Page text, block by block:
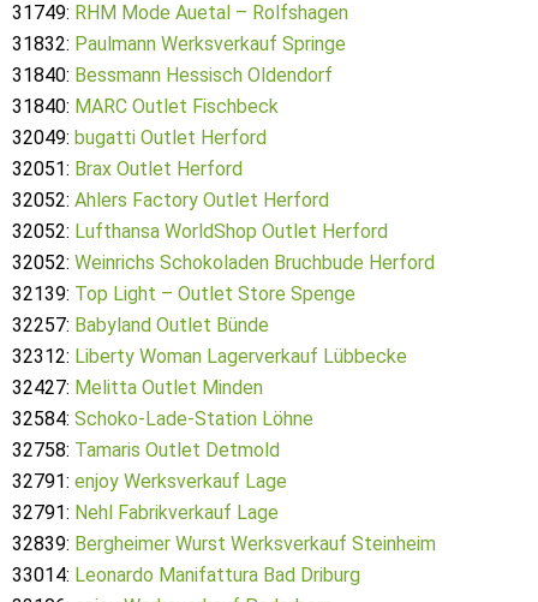
31749: RHM Mode Auetal – Rolfshagen
31832: Paulmann Werksverkauf Springe
31840: Bessmann Hessisch Oldendorf
31840: MARC Outlet Fischbeck
32049: bugatti Outlet Herford
32051: Brax Outlet Herford
32052: Ahlers Factory Outlet Herford
32052: Lufthansa WorldShop Outlet Herford
32052: Weinrichs Schokoladen Bruchbude Herford
32139: Top Light – Outlet Store Spenge
32257: Babyland Outlet Bünde
32312: Liberty Woman Lagerverkauf Lübbecke
32427: Melitta Outlet Minden
32584: Schoko-Lade-Station Löhne
32758: Tamaris Outlet Detmold
32791: enjoy Werksverkauf Lage
32791: Nehl Fabrikverkauf Lage
32839: Bergheimer Wurst Werksverkauf Steinheim
33014: Leonardo Manifattura Bad Driburg